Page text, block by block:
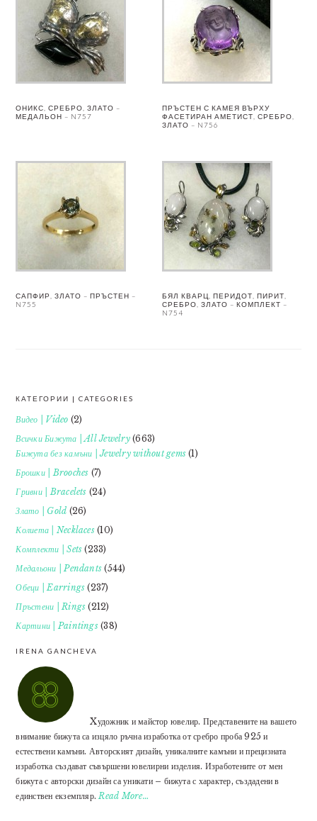
ОНИКС, СРЕБРО, ЗЛАТО –
МЕДАЛЬОН – N757
ПРЪСТЕН С КАМЕЯ ВЪРХУ
ФАСЕТИРАН АМЕТИСТ, СРЕБРО,
ЗЛАТО – N756
САПФИР, ЗЛАТО – ПРЪСТЕН –
N755
БЯЛ КВАРЦ, ПЕРИДОТ, ПИРИТ,
СРЕБРО, ЗЛАТО – КОМПЛЕКТ –
N754
FOOTER
КАТЕГОРИИ | CATEGORIES
Видео | Video (2)
Всички Бижута | All Jewelry(663)
Бижута без камъни | Jewelry without gems (1)
Брошки | Brooches (7)
Гривни | Bracelets (24)
Злато | Gold (26)
Колиета | Necklaces(10)
Комплекти | Sets (233)
Медальони | Pendants (544)
Обеци | Earrings (237)
Пръстени | Rings (212)
Картини | Paintings(38)
IRENA GANCHEVA
Xудожник и майстор ювелир. Представените на вашето
внимание бижута са изцяло ръчна изработка от сребро проба 925 и
естествени камъни. Авторският дизайн, уникалните камъни и прецизната
изработка създават съвършени ювелирни изделия. Изработените от мен
бижута с авторски дизайн са уникати – бижута с характер, създадени в
единствен екземпляр.Read More…